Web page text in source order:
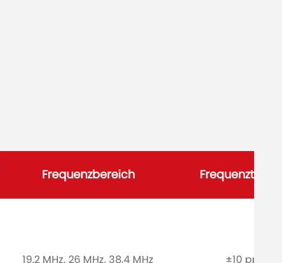
Frequenzbereich
19,2 MHz, 26 MHz, 38,4 MHz ±10 ppm